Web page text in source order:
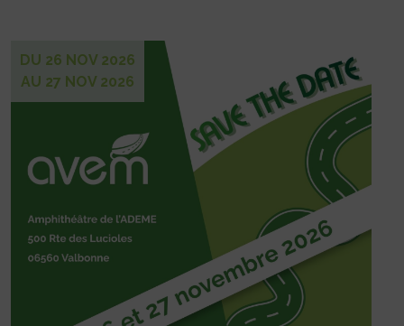
DU 26 NOV 2026
AU 27 NOV 2026